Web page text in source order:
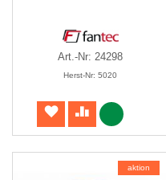
Art.-Nr: 24298
Herst-Nr: 5020
aktion